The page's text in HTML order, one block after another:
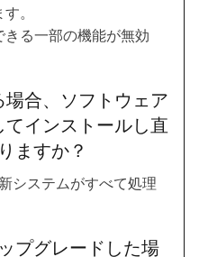
。
る一部の機能が無効
合、ソフトウェア
インストールし直
ますか？
システムがすべて処理
プグレードした場